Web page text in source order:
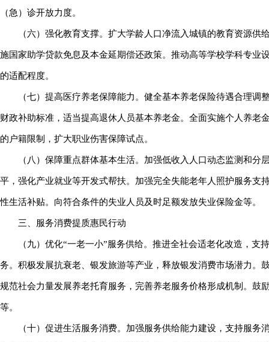
（急）诊开放力度。
（六）强化教育支撑。扩大学龄人口净流入城镇的教育资源
施国家助学贷款免息及本金延期偿还政策。推动高等学校学科专
的适配程度。
（七）提高医疗养老保障能力。健全基本养老保险待遇合理
财政补助标准，适当提高退休人员基本养老金。全面实施个人养
的户籍限制，扩大职业伤害保障试点。
（八）保障重点群体基本生活。加强低收入人口动态监测和
平，强化产业就业等开发式帮扶。加强完全失能老年人照护服务
性生活补贴。向符合条件的失业人员及时足额发放失业保险金等。
三、服务消费提质惠民行动
（九）优化“一老一小”服务供给。推进全社会适老化改造，
务。积极发展抗衰老、银发旅游等产业，释放银发消费市场潜力
规范社会力量发展养老托育服务，完善养老服务价格形成机制。
等。
（十）促进生活服务消费。加强服务供给能力建设，支持服